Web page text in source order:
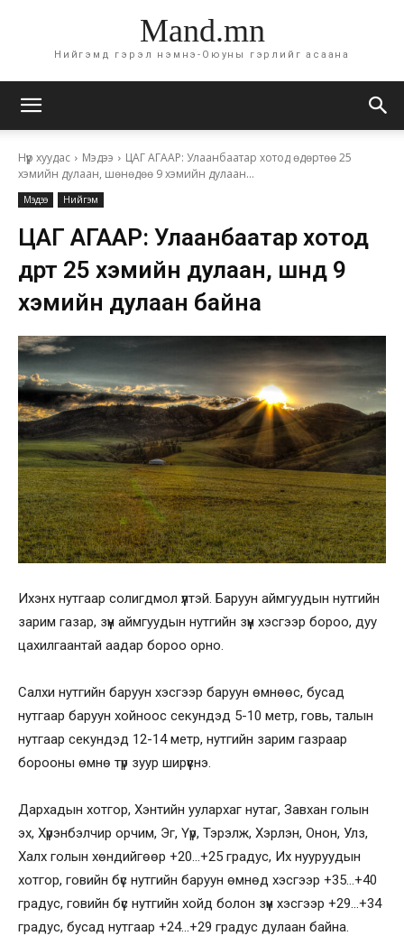
Mand.mn
Нийгэмд гэрэл нэмнэ-Оюуны гэрлийг асаана
Нүүр хуудас Мэдээ
ЦАГ АГААР: Улаанбаатар хотод өдөртөө 25
хэмийн дулаан, шөнөдөө 9 хэмийн дулаан...
Мэдээ Нийгэм
ЦАГ АГААР: Улаанбаатар хотод
өдөртөө 25 хэмийн дулаан, шөнөдөө 9
хэмийн дулаан байна
Ихэнх нутгаар солигдмол үүлтэй. Баруун аймгуудын нутгийн
зарим газар, зүүн аймгуудын нутгийн зүүн хэсгээр бороо, дуу
цахилгаантай аадар бороо орно.
Салхи нутгийн баруун хэсгээр баруун өмнөөс, бусад
нутгаар баруун хойноос секундэд 5-10 метр, говь, талын
нутгаар секундэд 12-14 метр, нутгийн зарим газраар
борооны өмнө түр зуур ширүүснэ.
Дархадын хотгор, Хэнтийн уулархаг нутаг, Завхан голын
эх, Хүрэнбэлчир орчим, Эг, Үүр, Тэрэлж, Хэрлэн, Онон, Улз,
Халх голын хөндийгөөр +20…+25 градус, Их нууруудын
хотгор, говийн бүс нутгийн баруун өмнөд хэсгээр +35…+40
градус, говийн бүс нутгийн хойд болон зүүн хэсгээр +29…+34
градус, бусад нутгаар +24…+29 градус дулаан байна.